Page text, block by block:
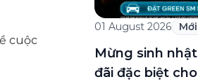
cuộc
01 August 2026 Mới
Mừng sinh
đãi đặc biệt